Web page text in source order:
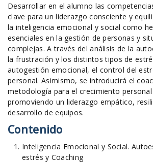
Desarrollar en el alumno las
clave para un liderazgo consciente y
la inteligencia emocional y social como
esenciales en la gestión de personas y
complejas. A través del análisis de la
la frustración y los distintos tipos de
autogestión emocional, el control del
personal. Asimismo, se introducirá el
metodología para el crecimiento
promoviendo un liderazgo empático,
desarrollo de equipos.
Contenido
Inteligencia Emocional y Social.
estrés y Coaching